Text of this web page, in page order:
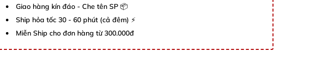
Giao hàng kín đáo - Che tên SP 📦
Ship hỏa tốc 30 - 60 phút (cả đêm) ⚡
Miễn Ship cho đơn hàng từ 300.000đ